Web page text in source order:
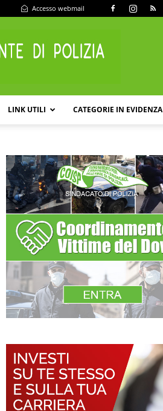
Accesso webmail
LINK UTILI CATEGORIE IN EVIDENZA